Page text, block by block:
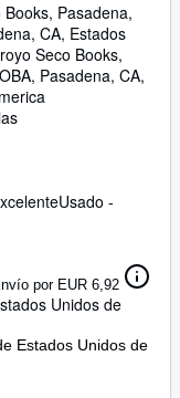
Pasadena,
CA, Estados
Seco Books,
, Pasadena, CA,
Usado -
por EUR 6,92
Unidos de
Estados Unidos de